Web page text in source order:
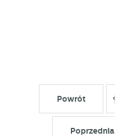
Powrót
Poprzednia